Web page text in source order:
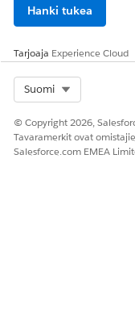
Hanki tukea
Tarjoaja Experience Cloud
Suomi
© Copyright 2026,
Tavaramerkit ovat
Salesforce.com EMEA